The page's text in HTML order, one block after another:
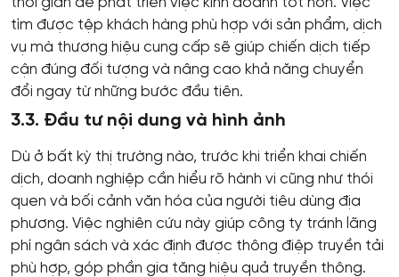
tìm được tệp khách hàng phù hợp với sản phẩm, dịch
vụ mà thương hiệu cung cấp sẽ giúp chiến dịch tiếp
cận đúng đối tượng và nâng cao khả năng chuyển
đổi ngay từ những bước đầu tiên.
3.3. Đầu tư nội dung và hình ảnh
Dù ở bất kỳ thị trường nào, trước khi triển khai chiến
dịch, doanh nghiệp cần hiểu rõ hành vi cũng như thói
quen và bối cảnh văn hóa của người tiêu dùng địa
phương. Việc nghiên cứu này giúp công ty tránh lãng
phí ngân sách và xác định được thông điệp truyền tải
phù hợp, góp phần gia tăng hiệu quả truyền thông.